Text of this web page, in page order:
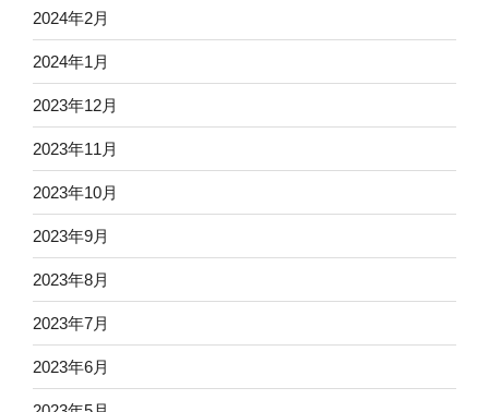
2024年2月
2024年1月
2023年12月
2023年11月
2023年10月
2023年9月
2023年8月
2023年7月
2023年6月